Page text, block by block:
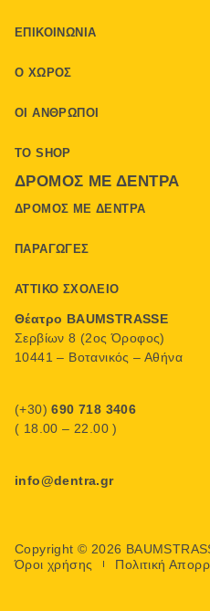
ΕΠΙΚΟΙΝΩΝΊΑ
Ο ΧΏΡΟΣ
ΟΙ ΆΝΘΡΩΠΟΙ
ΤΟ SHOP
ΔΡΌΜΟΣ ΜΕ ΔΈΝΤΡΑ
ΔΡΌΜΟΣ ΜΕ ΔΈΝΤΡΑ
ΠΑΡΑΓΩΓΈΣ
ΑΤΤΙΚΌ ΣΧΟΛΕΊΟ
Θέατρο BAUMSTRASSE
Σερβίων 8 (2ος Όροφος)
10441 – Βοτανικός – Αθήνα
(+30)690 718 3406
( 18.00 – 22.00 )
info@dentra.gr
Copyright © 2026
Όροι χρήσης
Πολιτική